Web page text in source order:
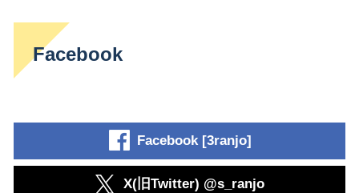
Facebook
Facebook [3ranjo]
X(旧Twitter) @s_ranjo